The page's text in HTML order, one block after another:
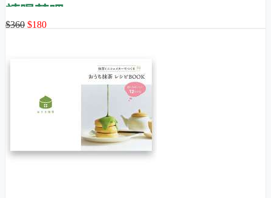
請喝茶吧
$360 $180